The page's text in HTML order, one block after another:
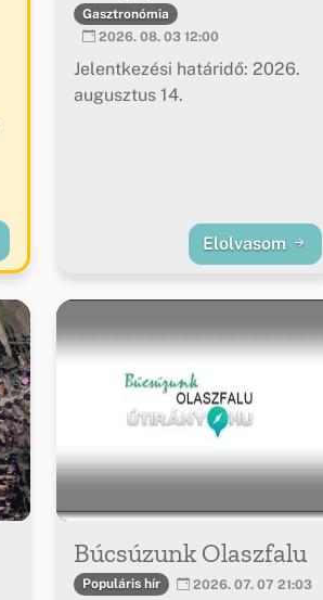
Gasztronómia
2026. 08. 03 12:00
Jelentkezési határidő: 2026.
augusztus 14.
Elolvasom
Búcsúzunk Olaszfalu
Populáris hír 2026. 07. 07 21:03